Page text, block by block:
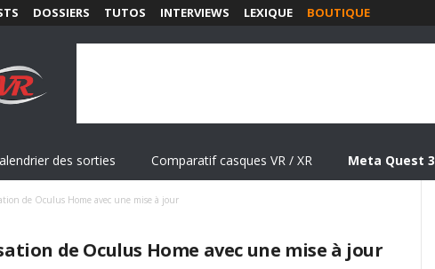
DOSSIERS TUTOS INTERVIEWS LEXIQUE BOUTIQUE
des sorties Comparatif casques VR / XR Meta Quest 3
de Oculus Home avec une mise à jour
de Oculus Home avec une mise à jour